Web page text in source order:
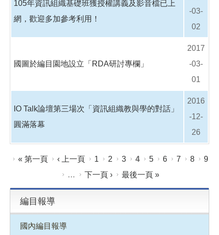
105年資訊組織基礎班獲授權講義及影音檔已上
網，歡迎多加參考利用！
-03-
02
國圖於編目園地設立「RDA研討專欄」
2017
-03-
01
IO Talk論壇第三場次「資訊組織教與學的對話」
圓滿落幕
2016
-12-
26
頁面
« 第一頁 ‹ 上一頁 1 2 3 4 5 6 7 8
9
…
下一頁 › 最後一頁 »
編目報導
國內編目報導